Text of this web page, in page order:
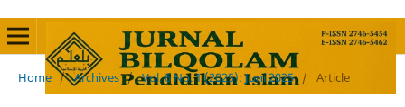
Home / Archives / Vol. 6 No. 1 (2025): Juni 2025 / Article